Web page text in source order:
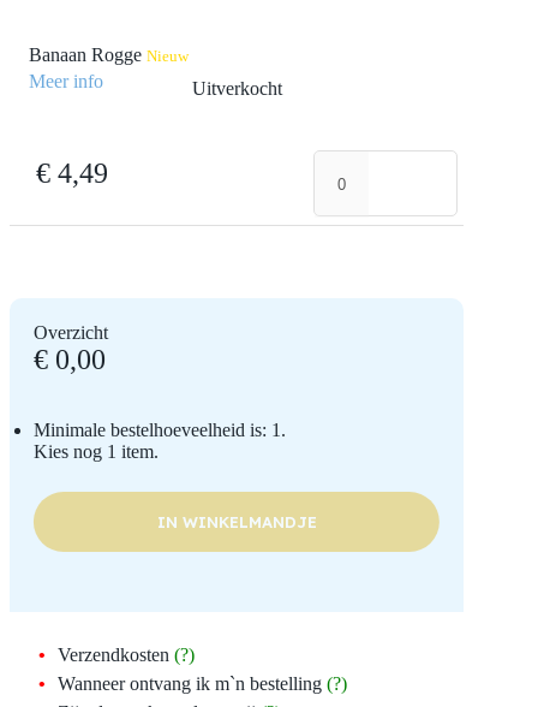
Banaan Rogge Nieuw
Meer info Uitverkocht
€4,49
Banaan
Rogge
Overzicht
€ 0,00
Minimale bestelhoeveelheid is: 1.
Kies nog 1 item.
IN WINKELMANDJE
Verzendkosten (?)
Wanneer ontvang ik m`n bestelling (?)